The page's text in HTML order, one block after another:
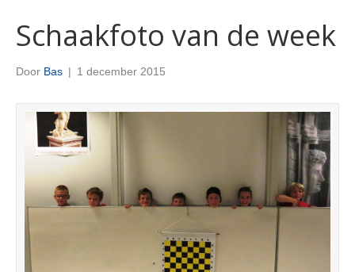
Schaakfoto van de week
Door Bas | 1 december 2015